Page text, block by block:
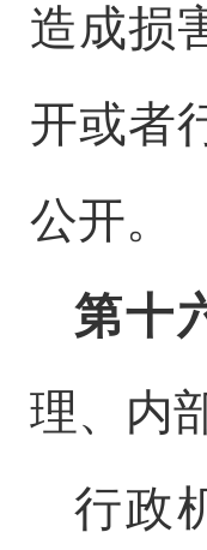
造成损
开或者
公开。
第十
理、内
行政